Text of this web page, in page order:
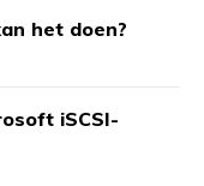
het doen?
iSCSI-